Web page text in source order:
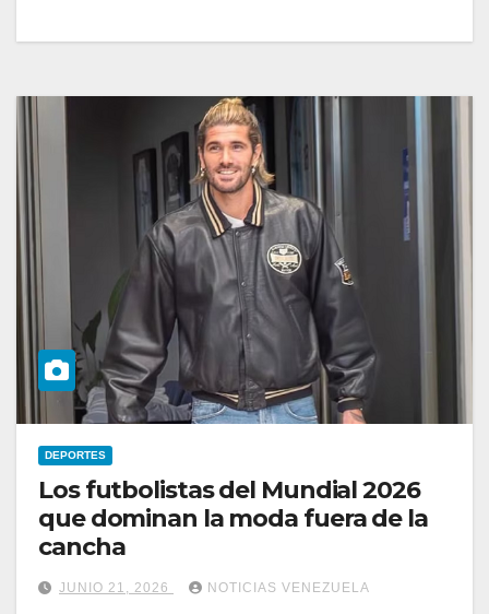
DEPORTES
Los futbolistas del Mundial 2026
que dominan la moda fuera de la
cancha
JUNIO 21, 2026 NOTICIAS VENEZUELA